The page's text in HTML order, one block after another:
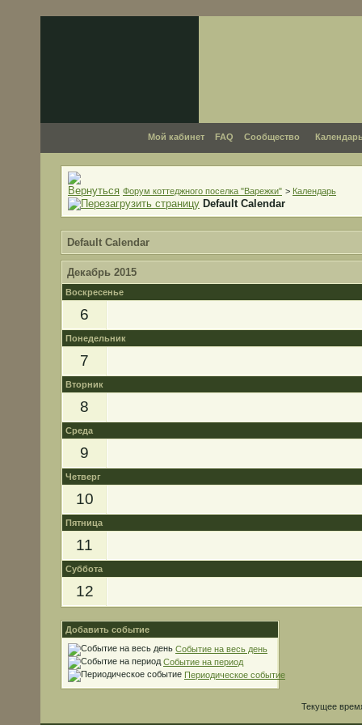
Мой кабинет FAQ Сообщество
Форум коттеджного поселка "Варежки" > Календарь
Default Calendar
Default Calendar
Декабрь 2015
Воскресенье
6
Понедельник
7
Вторник
8
Среда
9
Четверг
10
Пятница
11
Суббота
12
Добавить событие
Событие на весь день
Событие на период
Периодическое событие
Текущее